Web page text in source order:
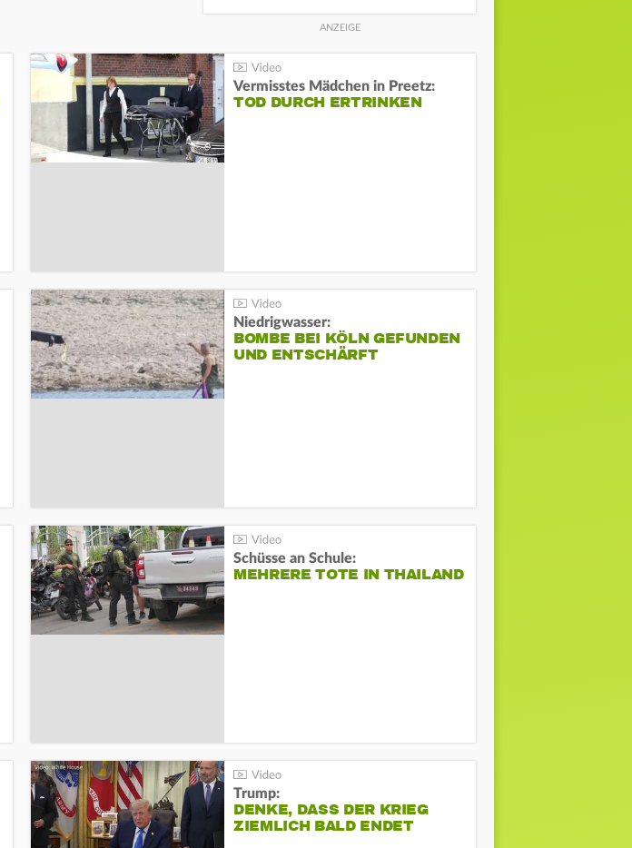
Vermisstes Mädchen in Preetz:
TOD DURCH ERTRINKEN
Niedrigwasser:
BOMBE BEI KÖLN GEFUNDEN
UND ENTSCHÄRFT
Schüsse an Schule:
MEHRERE TOTE IN THAILAND
Trump:
DENKE, DASS DER KRIEG
ZIEMLICH BALD ENDET